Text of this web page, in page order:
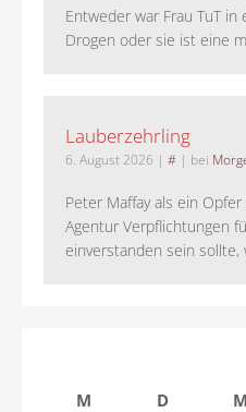
Entweder war Frau TuT
Drogen oder sie ist eine
Lauberzehrling
6. August 2026 | # | bei
Peter Maffay als ein
Agentur Verpflichtungen
einverstanden sein sollte,
M D M